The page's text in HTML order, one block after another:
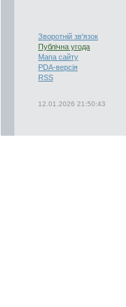
Зворотній зв'язок
Публічна угода
Мапа сайту
PDA-версія
RSS
12.01.2026 21:50:43